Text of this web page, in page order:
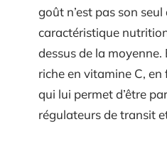
goût n’est pas son
caractéristique
dessus de la
riche en vitamine C, en
qui lui permet d’être
régulateurs de transit